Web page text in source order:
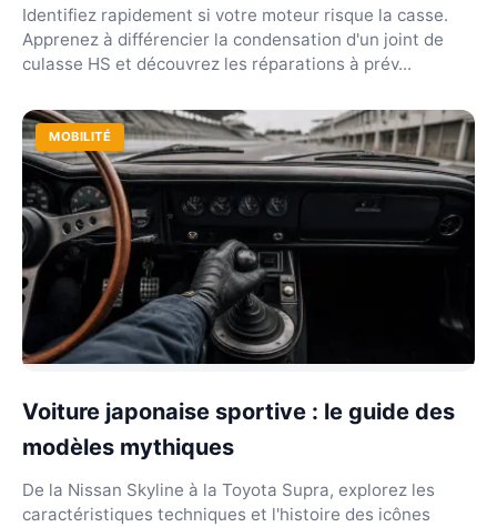
Identifiez rapidement si votre moteur risque la casse.
Apprenez à différencier la condensation d'un joint de
culasse HS et découvrez les réparations à prév...
MOBILITÉ
Voiture japonaise sportive : le guide des
modèles mythiques
De la Nissan Skyline à la Toyota Supra, explorez les
caractéristiques techniques et l'histoire des icônes